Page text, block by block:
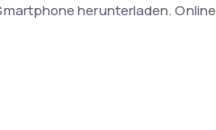
herunterladen. Online